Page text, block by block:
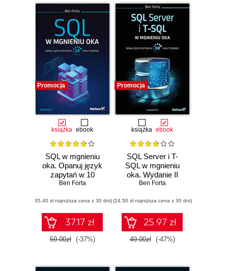
Promocja
książka ebook
SQL w mgnieniu
oka. Opanuj język
zapytań w 10
minut dziennie.
Ben Forta
(35,40 zł najniższa cena z 30 dni)
37.17 zł
59.00zł (-37%)
Promocja
książka ebook
SQL Server i T-
SQL w mgnieniu
oka. Wydanie II
Ben Forta
(24,50 zł najniższa cena z 30 dni)
25.97 zł
49.00zł (-47%)